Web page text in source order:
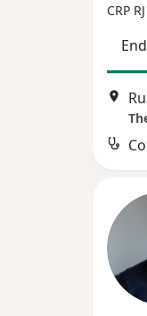
CRP